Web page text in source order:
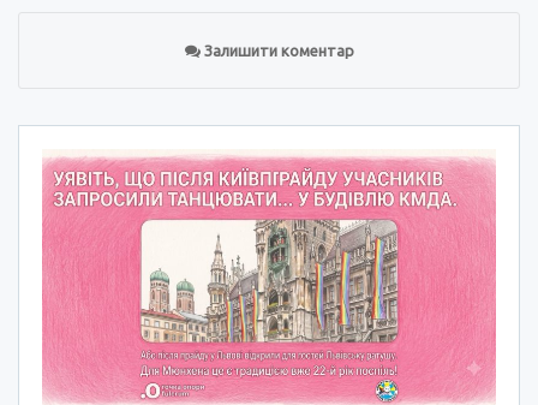
Залишити коментар